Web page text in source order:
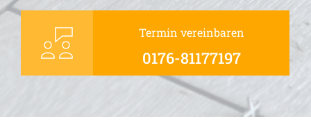
Termin vereinbaren
0176-81177197